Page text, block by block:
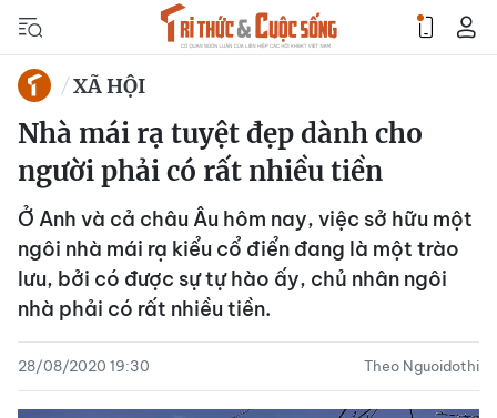
XÃ HỘI
Nhà mái rạ tuyệt đẹp dành cho
người phải có rất nhiều tiền
Ở Anh và cả châu Âu hôm nay, việc sở hữu một
ngôi nhà mái rạ kiểu cổ điển đang là một trào
lưu, bởi có được sự tự hào ấy, chủ nhân ngôi
nhà phải có rất nhiều tiền.
28/08/2020 19:30 Theo Nguoidothi